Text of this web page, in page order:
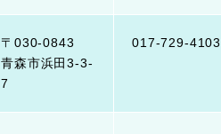
〒030-0843
青森市浜田3-3-
7
017-729-4103